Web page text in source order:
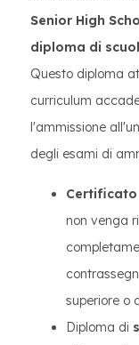
Senior High
diploma di
Questo diploma
curriculum
l'ammissione
degli esami di
non venga
superiore o
Diploma di